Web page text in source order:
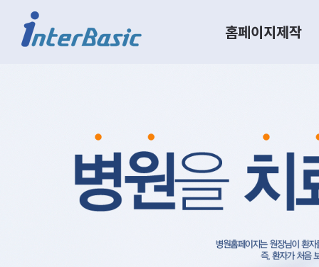
홈페이지제작